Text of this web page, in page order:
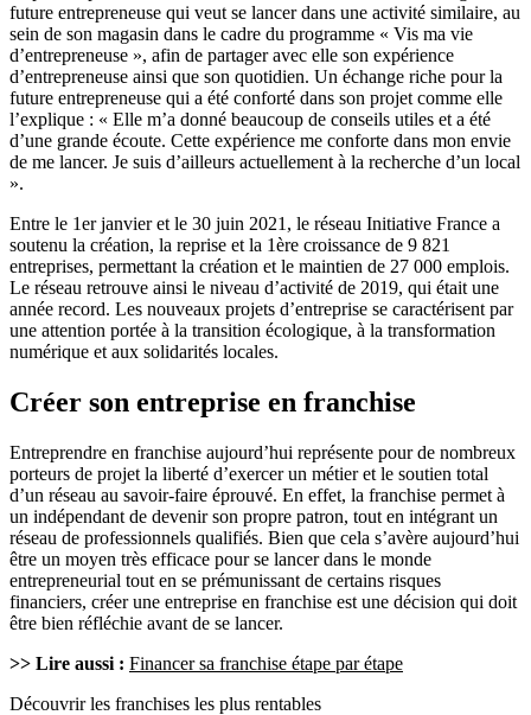
future entrepreneuse qui veut se lancer dans une activité similaire, au
sein de son magasin dans le cadre du programme « Vis ma vie
d’entrepreneuse », afin de partager avec elle son expérience
d’entrepreneuse ainsi que son quotidien. Un échange riche pour la
future entrepreneuse qui a été conforté dans son projet comme elle
l’explique : « Elle m’a donné beaucoup de conseils utiles et a été
d’une grande écoute. Cette expérience me conforte dans mon envie
de me lancer. Je suis d’ailleurs actuellement à la recherche d’un local
».
Entre le 1er janvier et le 30 juin 2021, le réseau Initiative France a
soutenu la création, la reprise et la 1ère croissance de 9 821
entreprises, permettant la création et le maintien de 27 000 emplois.
Le réseau retrouve ainsi le niveau d’activité de 2019, qui était une
année record. Les nouveaux projets d’entreprise se caractérisent par
une attention portée à la transition écologique, à la transformation
numérique et aux solidarités locales.
Créer son entreprise en franchise
Entreprendre en franchise aujourd’hui représente pour de nombreux
porteurs de projet la liberté d’exercer un métier et le soutien total
d’un réseau au savoir-faire éprouvé. En effet, la franchise permet à
un indépendant de devenir son propre patron, tout en intégrant un
réseau de professionnels qualifiés. Bien que cela s’avère aujourd’hui
être un moyen très efficace pour se lancer dans le monde
entrepreneurial tout en se prémunissant de certains risques
financiers, créer une entreprise en franchise est une décision qui doit
être bien réfléchie avant de se lancer.
>> Lire aussi : Financer sa franchise étape par étape
Découvrir les franchises les plus rentables